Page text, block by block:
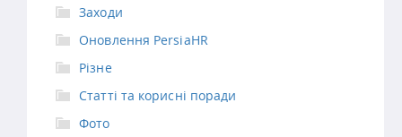
Заходи
Оновлення PersiaHR
Різне
Статті та корисні поради
Фото